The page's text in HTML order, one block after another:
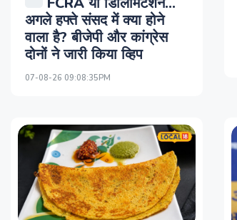
अगले हफ्ते संसद में क्या होने
वाला है? बीजेपी और कांग्रेस
दोनों ने जारी किया व्हिप
07-08-26 09:08:35PM